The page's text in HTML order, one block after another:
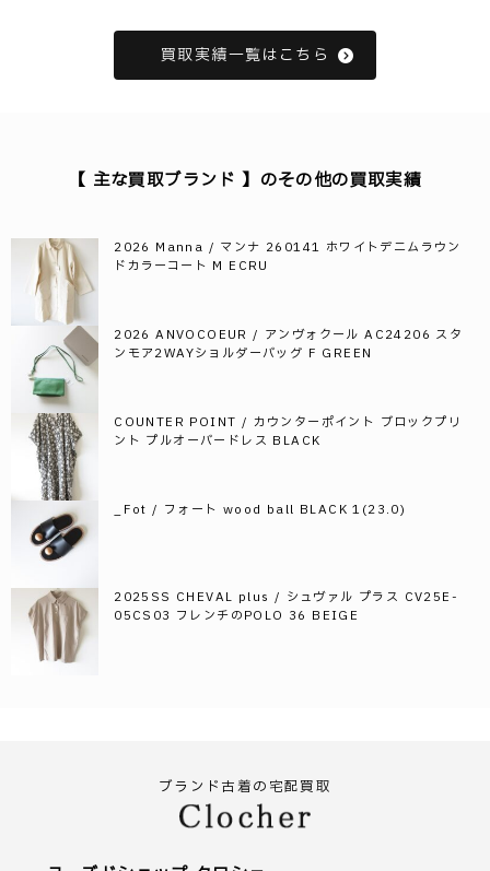
買取実績一覧はこちら
【 主な買取ブランド 】のその他の買取実績
2026 Manna / マンナ 260141 ホワイトデニムラウン
ドカラーコート M ECRU
2026 ANVOCOEUR / アンヴォクール AC24206 スタ
ンモア2WAYショルダーバッグ F GREEN
COUNTER POINT / カウンターポイント ブロックプリ
ント プルオーバードレス BLACK
_Fot / フォート wood ball BLACK 1(23.0)
2025SS CHEVAL plus / シュヴァル プラス CV25E-
05CS03 フレンチのPOLO 36 BEIGE
ブランド古着の宅配買取